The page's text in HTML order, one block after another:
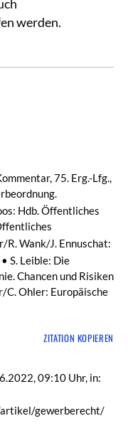
werden.
75. Erg.-Lfg.,
Hdb. Öffentliches
R. Wank/J. Ennuschat:
S. Leible: Die
Chancen und Risiken
C. Ohler: Europäische
ZITATION KOPIEREN
09:10 Uhr, in:
gewerberecht/